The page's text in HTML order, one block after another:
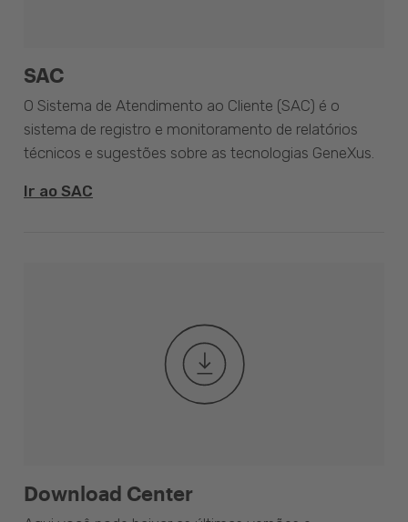
SAC
O Sistema de Atendimento ao Cliente (SAC) é o
sistema de registro e monitoramento de relatórios
técnicos e sugestões sobre as tecnologias GeneXus.
Ir ao SAC
Download Center